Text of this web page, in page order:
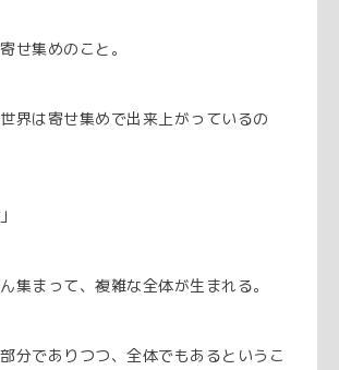
せ集めのこと。
界は寄せ集めで出来上がっているの
集まって、複雑な全体が生まれる。
分でありつつ、全体でもあるというこ